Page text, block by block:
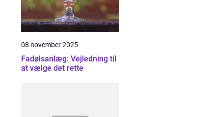
08 november 2025
Fadølsanlæg: Vejledning til
at vælge det rette